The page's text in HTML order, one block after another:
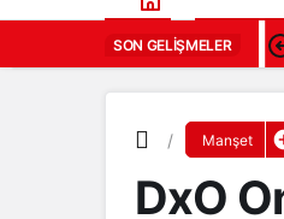
SON GELIŞMELER
Manşet
DxO